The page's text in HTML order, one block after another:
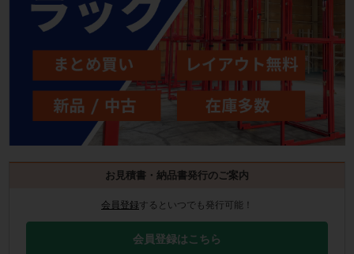
お見積書・納品書発行のご案内
会員登録するといつでも発行可能！
会員登録はこちら